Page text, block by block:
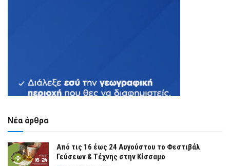
Νέα άρθρα
Από τις 16 έως 24 Αυγούστου το Φεστιβάλ
Γεύσεων & Τέχνης στην Κίσσαμο